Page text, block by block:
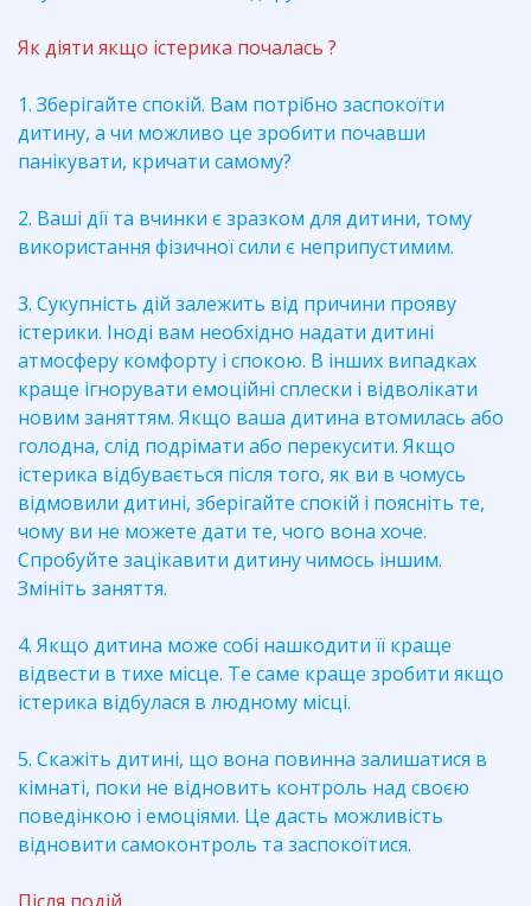
Як діяти якщо істерика почалась ?
1. Зберігайте спокій. Вам потрібно заспокоїти
дитину, а чи можливо це зробити почавши
панікувати, кричати самому?
2. Ваші дії та вчинки є зразком для дитини, тому
використання фізичної сили є неприпустимим.
3. Сукупність дій залежить від причини прояву
істерики. Іноді вам необхідно надати дитині
атмосферу комфорту і спокою. В інших випадках
краще ігнорувати емоційні сплески і відволікати
новим заняттям. Якщо ваша дитина втомилась або
голодна, слід подрімати або перекусити. Якщо
істерика відбувається після того, як ви в чомусь
відмовили дитині, зберігайте спокій і поясніть те,
чому ви не можете дати те, чого вона хоче.
Спробуйте зацікавити дитину чимось іншим.
Змініть заняття.
4. Якщо дитина може собі нашкодити її краще
відвести в тихе місце. Те саме краще зробити якщо
істерика відбулася в людному місці.
5. Скажіть дитині, що вона повинна залишатися в
кімнаті, поки не відновить контроль над своєю
поведінкою і емоціями. Це дасть можливість
відновити самоконтроль та заспокоїтися.